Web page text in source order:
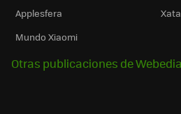
Applesfera
Mundo Xiaomi
Otras publicaciones de Webedia